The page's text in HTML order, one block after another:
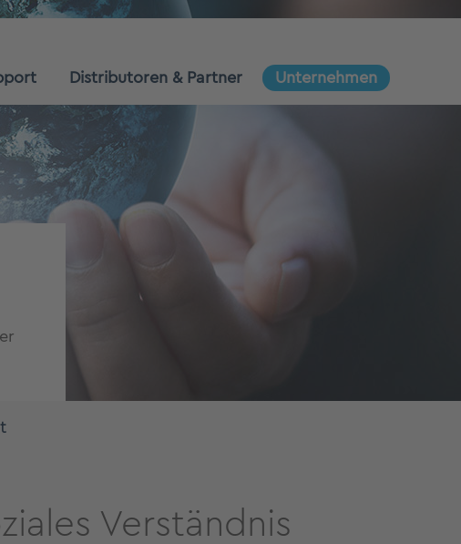
Distributoren & Partner Unternehmen
Verständnis